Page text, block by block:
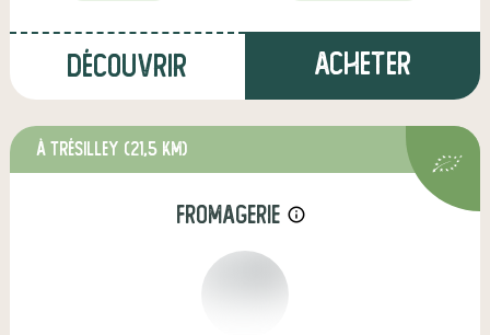
Découvrir Acheter
à Trésilley (21,5 km)
fromagerie info_outline